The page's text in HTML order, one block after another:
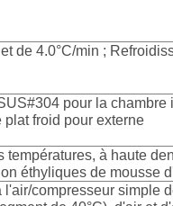
de 4.0°C/min ;
pour la chambre
plat froid pour externe
températures, à haute
éthyliques de mousse
l'air/compresseur simple